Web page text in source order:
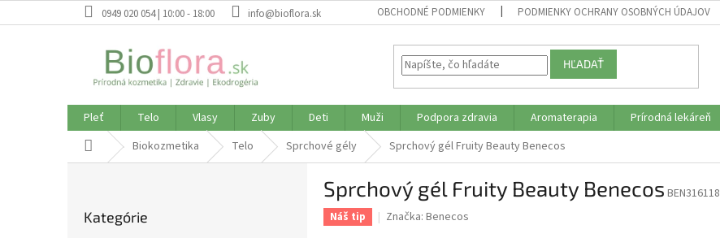
na
0949 020 054 | 10:00 - 18:00 info@bioflora.sk OBCHODNÉ PODMIENKY PODMIENKY OCHRANY OSOBNÝCH ÚDAJOV
HĽADAŤ
Pleť Telo Vlasy Zuby Deti Muži Podpora zdravia Aromaterapia Prírodná lekáreň
DomovBiokozmetika Telo Sprchové gély Sprchový gél Fruity Beauty Benecos
kategórie
Kategórie
Sprchový gél Fruity Beauty Benecos BEN316118
Náš tip Značka: Benecos